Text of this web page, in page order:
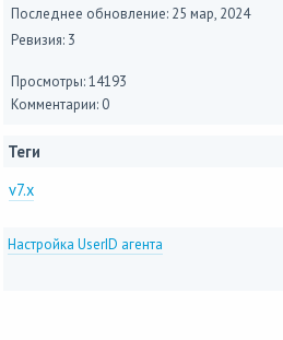
Последнее обновление: 25 мар, 2024
Ревизия: 3
Просмотры: 14193
Комментарии: 0
Теги
v7.x
Настройка UserID агента